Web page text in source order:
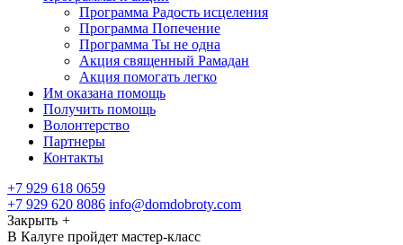
Программа Радость исцеления
Программа Попечение
Программа Ты не одна
Акция священный Рамадан
Акция помогать легко
Им оказана помощь
Получить помощь
Волонтерство
Партнеры
Контакты
+7 929 618 0659
+7 929 620 8086 info@domdobroty.com
Закрыть +
В Калуге пройдет мастер-класс